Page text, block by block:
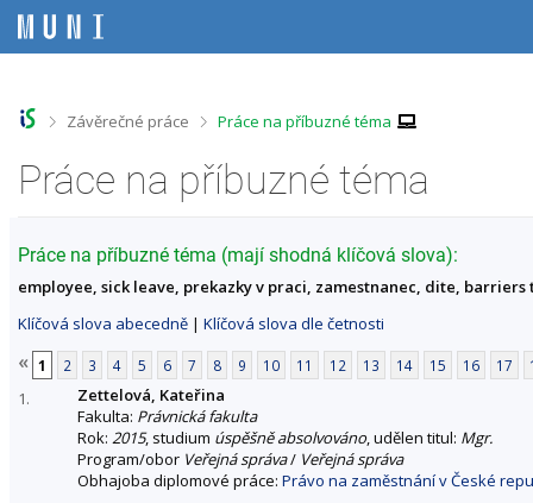
e
e
e
e
>Závěrečné práce >
Práce na příbuzné téma
Práce na příbuzné téma
Práce na příbuzné téma (mají shodná klíčová slova):
employee, sick leave, prekazky v praci, zamestnanec, dite,
Klíčová slova abecedně | Klíčová slova dle četnosti
« 1 2 3 4 5 6 7 8 9 10 11 12 13 14 15 16 17
1.
Zettelová, Kateřina
Fakulta: Právnická fakulta
Rok: 2015, studium úspěšně absolvováno, udělen titul: Mgr.
Program/obor Veřejná správa/ Veřejná správa
Obhajoba diplomové práce: Právo na zaměstnání v České